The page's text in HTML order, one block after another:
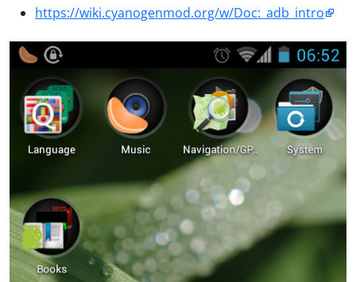
https://wiki.cyanogenmod.org/w/Doc:_adb_intro